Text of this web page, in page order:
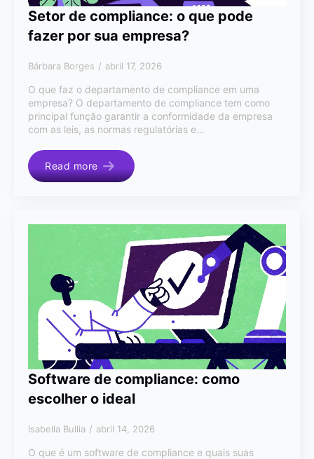
Setor de compliance: o que pode
fazer por sua empresa?
Bárbara Borges abril 17, 2026
O que faz o departamento de compliance em uma
empresa? O departamento de compliance tem como
principal função garantir a conformidade da empresa
com as leis, as normas regulatórias e…
Read more
Software de compliance: como
escolher o ideal
Isabella Bullia abril 14, 2026
O que é um software de compliance e quais suas